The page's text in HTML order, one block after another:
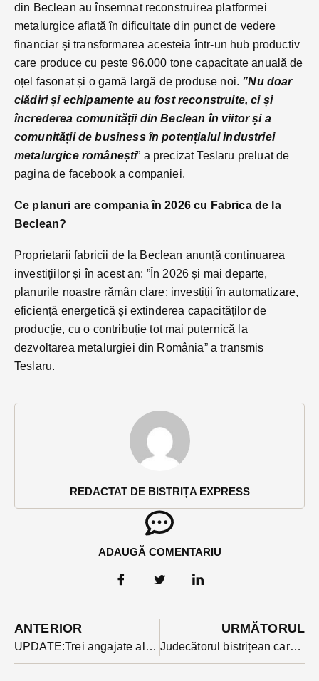
REDACTAT DE BISTRIȚA EXPRESS
ADAUGĂ COMENTARIU
din Beclean au însemnat reconstruirea platformei
metalurgice aflată în dificultate din punct de vedere
financiar și transformarea acesteia într-un hub productiv
care produce cu peste 96.000 tone capacitate anuală de
oțel fasonat și o gamă largă de produse noi. ”Nu doar
clădiri și echipamente au fost reconstruite, ci și
încrederea comunității din Beclean în viitor și a
comunității de business în potențialul industriei
metalurgice românești” a precizat Teslaru preluat de
pagina de facebook a companiei.
Ce planuri are compania în 2026 cu Fabrica de la
Beclean?
Proprietarii fabricii de la Beclean anunță continuarea
investițiilor și în acest an: ”În 2026 și mai departe,
planurile noastre rămân clare: investiții în automatizare,
eficiență energetică și extinderea capacităților de
producție, cu o contribuție tot mai puternică la
dezvoltarea metalurgiei din România” a transmis
Teslaru.
ANTERIOR
UPDATE:Trei angajate ale Primăriei Chiuza, suspecte de fraudă și-au petrecut noaptea în arestul poliției din Bistrița
URMĂTORUL
Judecătorul bistrițean care ar fi trebuit să devină astăzi pensionar așteaptă încă decretul prezidențial